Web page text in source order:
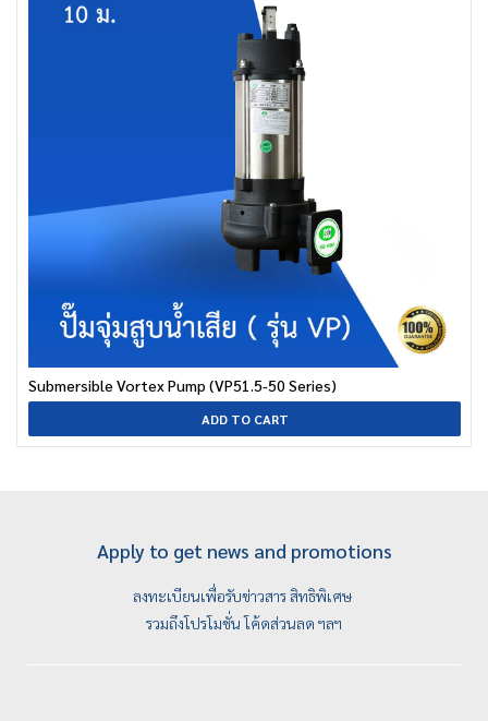
Submersible Vortex Pump (VP51.5-50 Series)
ADD TO CART
Apply to get news and promotions
ลงทะเบียนเพื่อรับข่าวสาร สิทธิพิเศษ
รวมถึงโปรโมชั่น โค้ดส่วนลด ฯลฯ